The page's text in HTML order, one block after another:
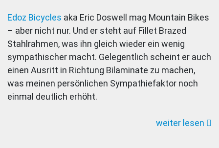
setzt
dem
Rad
die
Krone
auf:
Edoz Bicycles aka Eric Doswell mag Mountain Bikes
– aber nicht nur. Und er steht auf Fillet Brazed
Stahlrahmen, was ihn gleich wieder ein wenig
sympathischer macht. Gelegentlich scheint er auch
einen Ausritt in Richtung Bilaminate zu machen,
was meinen persönlichen Sympathiefaktor noch
einmal deutlich erhöht.
weiter lesen